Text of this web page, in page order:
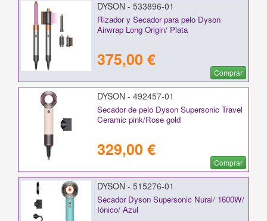
DYSON - 533896-01
Rizador y Secador para pelo Dyson
Airwrap Long Origin/ Plata
375,00 €
Comprar
DYSON - 492457-01
Secador de pelo Dyson Supersonic Travel
Ceramic pink/Rose gold
329,00 €
Comprar
DYSON - 515276-01
Secador Dyson Supersonic Nural/ 1600W/
Iónico/ Azul